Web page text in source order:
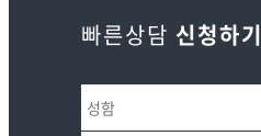
빠른상담 신청하기